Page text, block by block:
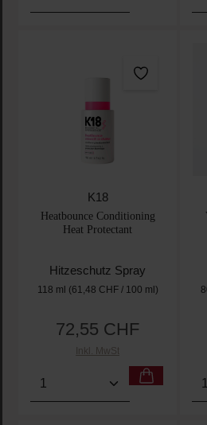
K18
Heatbounce Conditioning
Heat Protectant
Hitzeschutz Spray
118 ml (61,48 CHF / 100 ml)
Regulärer Preis:
72,55 CHF
Inkl. MwSt
Produkt Anzahl: Gib den